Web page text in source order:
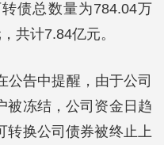
债总数量为784.04万
共计7.84亿元。
公告中提醒，由于公司
被冻结，公司资金日趋
转换公司债券被终止上